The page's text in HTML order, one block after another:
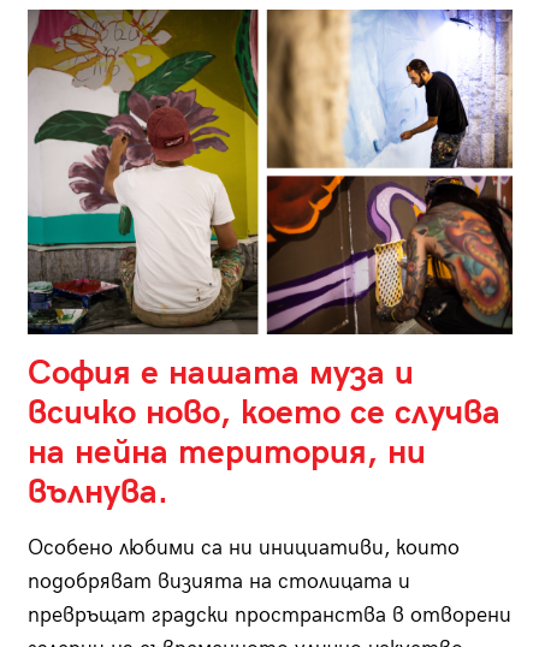
София е нашата муза и
всичко ново, което се случва
на нейна територия, ни
вълнува.
Особено любими са ни инициативи, които
подобряват визията на столицата и
превръщат градски пространства в отворени